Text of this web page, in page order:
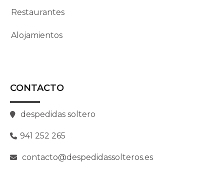
Restaurantes
Alojamientos
CONTACTO
despedidas soltero
941 252 265
contacto@despedidassolteros.es